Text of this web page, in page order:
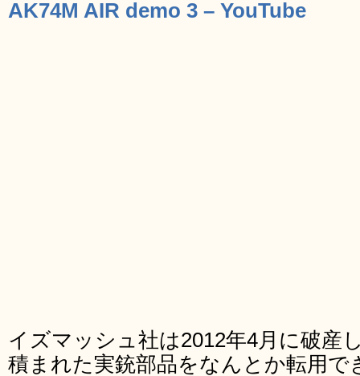
AK74M AIR demo 3 – YouTube
イズマッシュ社は2012年4月に破産
積まれた実銃部品をなんとか転用